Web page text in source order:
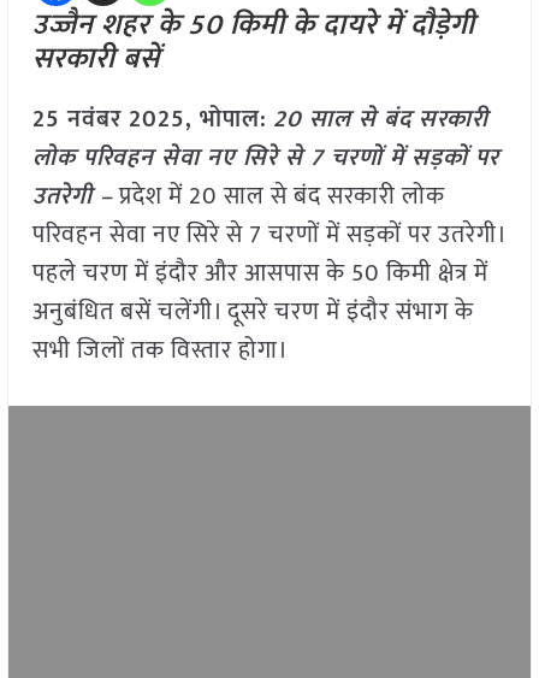
उज्जैन शहर के 50 किमी के दायरे में दौड़ेगी
सरकारी बसें
25 नवंबर 2025, भोपाल: 20 साल से बंद सरकारी
लोक परिवहन सेवा नए सिरे से 7 चरणों में सड़कों पर
उतरेगी –प्रदेश में 20 साल से बंद सरकारी लोक
परिवहन सेवा नए सिरे से 7 चरणों में सड़कों पर उतरेगी।
पहले चरण में इंदौर और आसपास के 50 किमी क्षेत्र में
अनुबंधित बसें चलेंगी। दूसरे चरण में इंदौर संभाग के
सभी जिलों तक विस्तार होगा।